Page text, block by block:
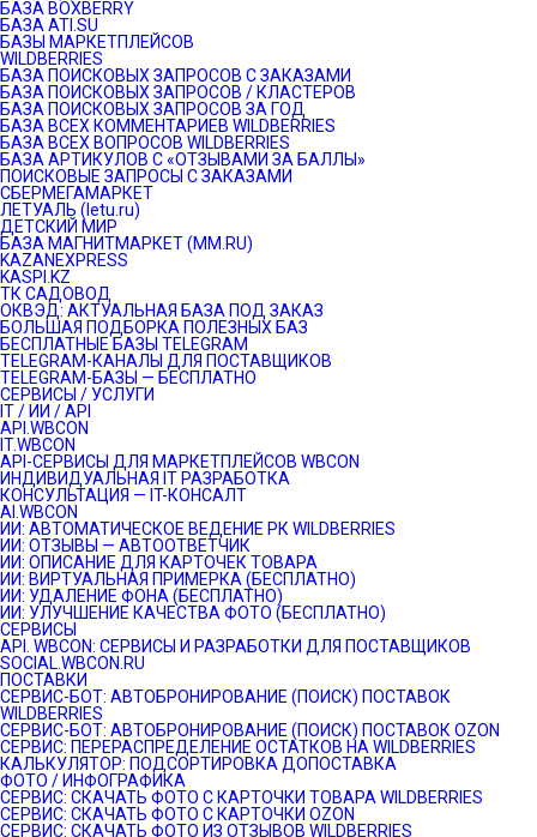
БАЗА BOXBERRY
БАЗА ATI.SU
БАЗЫ МАРКЕТПЛЕЙСОВ
WILDBERRIES
БАЗА ПОИСКОВЫХ ЗАПРОСОВ С ЗАКАЗАМИ
БАЗА ПОИСКОВЫХ ЗАПРОСОВ / КЛАСТЕРОВ
БАЗА ПОИСКОВЫХ ЗАПРОСОВ ЗА ГОД
БАЗА ВСЕХ КОММЕНТАРИЕВ WILDBERRIES
БАЗА ВСЕХ ВОПРОСОВ WILDBERRIES
БАЗА АРТИКУЛОВ С «ОТЗЫВАМИ ЗА БАЛЛЫ»
ПОИСКОВЫЕ ЗАПРОСЫ С ЗАКАЗАМИ
СБЕРМЕГАМАРКЕТ
ЛЕТУАЛЬ (letu.ru)
ДЕТСКИЙ МИР
БАЗА МАГНИТМАРКЕТ (MM.RU)
KAZANEXPRESS
KASPI.KZ
ТК САДОВОД
ОКВЭД: АКТУАЛЬНАЯ БАЗА ПОД ЗАКАЗ
БОЛЬШАЯ ПОДБОРКА ПОЛЕЗНЫХ БАЗ
БЕСПЛАТНЫЕ БАЗЫ TELEGRAM
TELEGRAM-КАНАЛЫ ДЛЯ ПОСТАВЩИКОВ
TELEGRAM-БАЗЫ — БЕСПЛАТНО
СЕРВИСЫ / УСЛУГИ
IT / ИИ / API
API.WBCON
IT.WBCON
API-СЕРВИСЫ ДЛЯ МАРКЕТПЛЕЙСОВ WBCON
ИНДИВИДУАЛЬНАЯ IT РАЗРАБОТКА
КОНСУЛЬТАЦИЯ — IT-КОНСАЛТ
AI.WBCON
ИИ: АВТОМАТИЧЕСКОЕ ВЕДЕНИЕ РК WILDBERRIES
ИИ: ОТЗЫВЫ — АВТООТВЕТЧИК
ИИ: ОПИСАНИЕ ДЛЯ КАРТОЧЕК ТОВАРА
ИИ: ВИРТУАЛЬНАЯ ПРИМЕРКА (БЕСПЛАТНО)
ИИ: УДАЛЕНИЕ ФОНА (БЕСПЛАТНО)
ИИ: УЛУЧШЕНИЕ КАЧЕСТВА ФОТО (БЕСПЛАТНО)
СЕРВИСЫ
API. WBCON: СЕРВИСЫ И РАЗРАБОТКИ ДЛЯ ПОСТАВЩИКОВ
SOCIAL.WBCON.RU
ПОСТАВКИ
CЕРВИС-БОТ: АВТОБРОНИРОВАНИЕ (ПОИСК) ПОСТАВОК
WILDBERRIES
СЕРВИС-БОТ: АВТОБРОНИРОВАНИЕ (ПОИСК) ПОСТАВОК OZON
СЕРВИС: ПЕРЕРАСПРЕДЕЛЕНИЕ ОСТАТКОВ НА WILDBERRIES
КАЛЬКУЛЯТОР: ПОДСОРТИРОВКА ДОПОСТАВКА
ФОТО / ИНФОГРАФИКА
СЕРВИС: СКАЧАТЬ ФОТО С КАРТОЧКИ ТОВАРА WILDBERRIES
СЕРВИС: СКАЧАТЬ ФОТО С КАРТОЧКИ OZON
СЕРВИС: СКАЧАТЬ ФОТО ИЗ ОТЗЫВОВ WILDBERRIES